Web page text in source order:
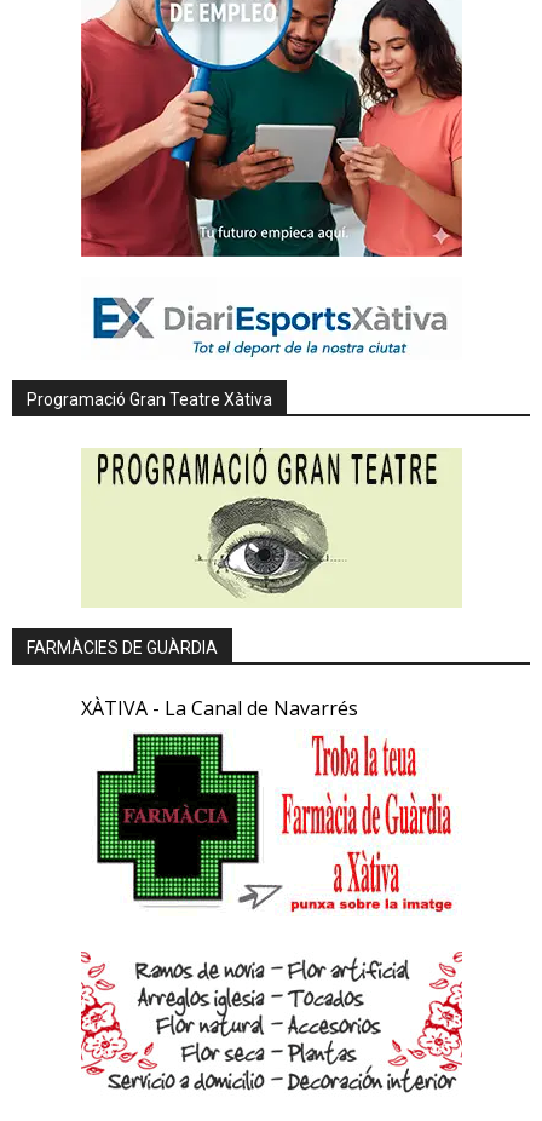
Programació Gran Teatre Xàtiva
FARMÀCIES DE GUÀRDIA
XÀTIVA - La Canal de Navarrés